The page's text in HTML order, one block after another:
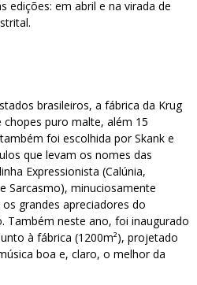
edições: em abril e na virada de
brasileiros, a fábrica da Krug
puro malte, além 15
foi escolhida por Skank e
que levam os nomes das
Expressionista (Calúnia,
Sarcasmo), minuciosamente
grandes apreciadores do
Também neste ano, foi inaugurado
à fábrica (1200m²), projetado
boa e, claro, o melhor da